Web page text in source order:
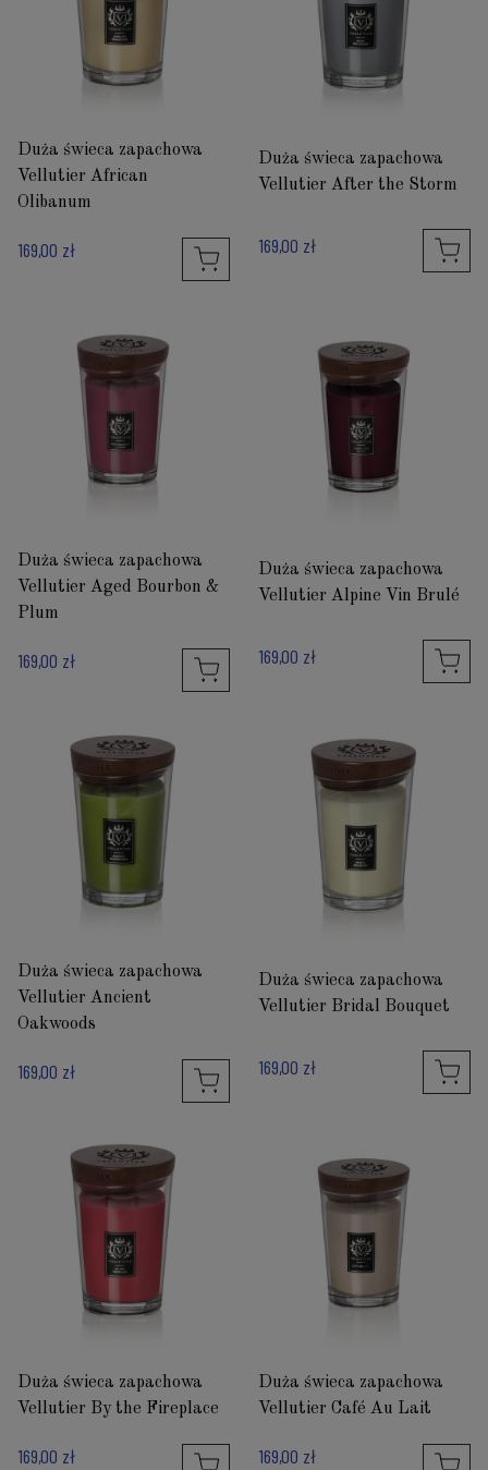
Duża świeca zapachowa
Vellutier African
Olibanum
169,00 zł
Duża świeca zapachowa
Vellutier After the Storm
169,00 zł
Duża świeca zapachowa
Vellutier Aged Bourbon &
Plum
169,00 zł
Duża świeca zapachowa
Vellutier Alpine Vin Brulé
169,00 zł
Duża świeca zapachowa
Vellutier Ancient
Oakwoods
169,00 zł
Duża świeca zapachowa
Vellutier Bridal Bouquet
169,00 zł
Duża świeca zapachowa
Vellutier By the Fireplace
169,00 zł
Duża świeca zapachowa
Vellutier Café Au Lait
169,00 zł